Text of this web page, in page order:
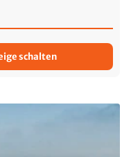
schalten